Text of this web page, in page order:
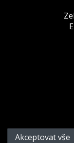
Akceptovat vše